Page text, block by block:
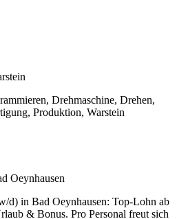
Drehmaschine, Drehen,
Produktion, Warstein
Oeynhausen
d) in Bad Oeynhausen: Top-Lohn ab
& Bonus. Pro Personal freut sich